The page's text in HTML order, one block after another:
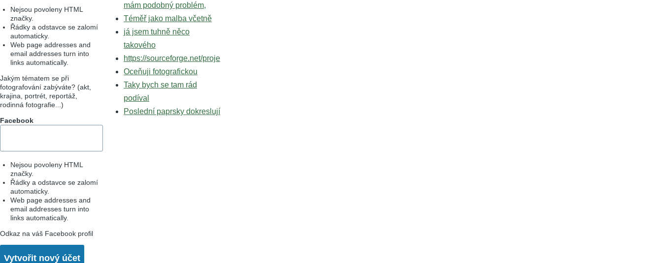
Nejsou povoleny HTML
značky.
Řádky a odstavce se zalomí
automaticky.
Web page addresses and
email addresses turn into
links automatically.
Jakým tématem se při
fotografování zabýváte? (akt,
krajina, portrét, reportáž,
rodinná fotografie...)
Facebook
Nejsou povoleny HTML
značky.
Řádky a odstavce se zalomí
automaticky.
Web page addresses and
email addresses turn into
links automatically.
Odkaz na váš Facebook profil
mám podobný problém,
Téměř jako malba včetně
já jsem tuhně něco
takového
https://sourceforge.net/proje
Oceňuji fotografickou
Taky bych se tam rád
podíval
Poslední paprsky dokreslují